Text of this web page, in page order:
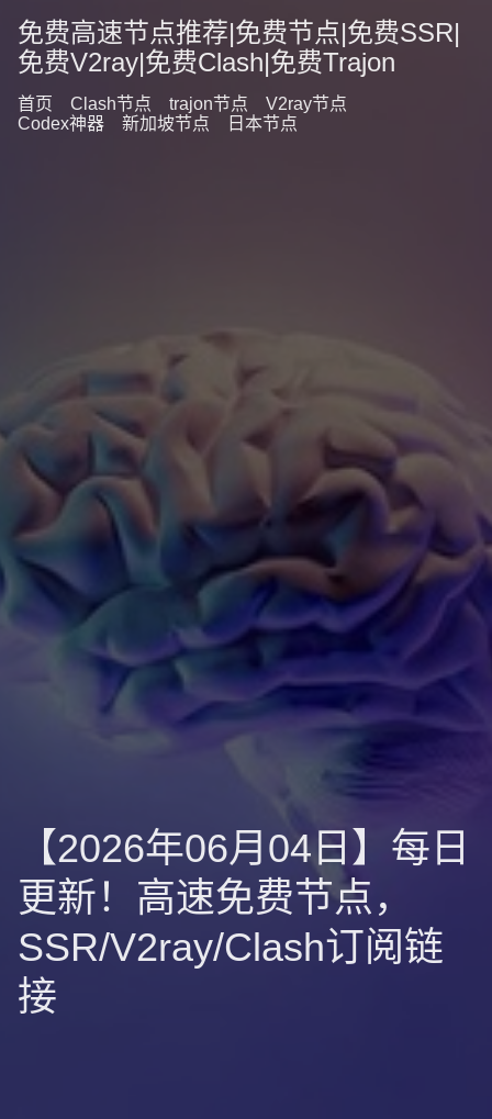
免费高速节点推荐|免费节点|免费SSR|
免费V2ray|免费Clash|免费Trajon
首页 Clash节点 trajon节点
V2ray节点
Codex神器
新加坡节点 日本节点
【2026年06月04日】每日
更新！高速免费节点，
SSR/V2ray/Clash订阅链
接